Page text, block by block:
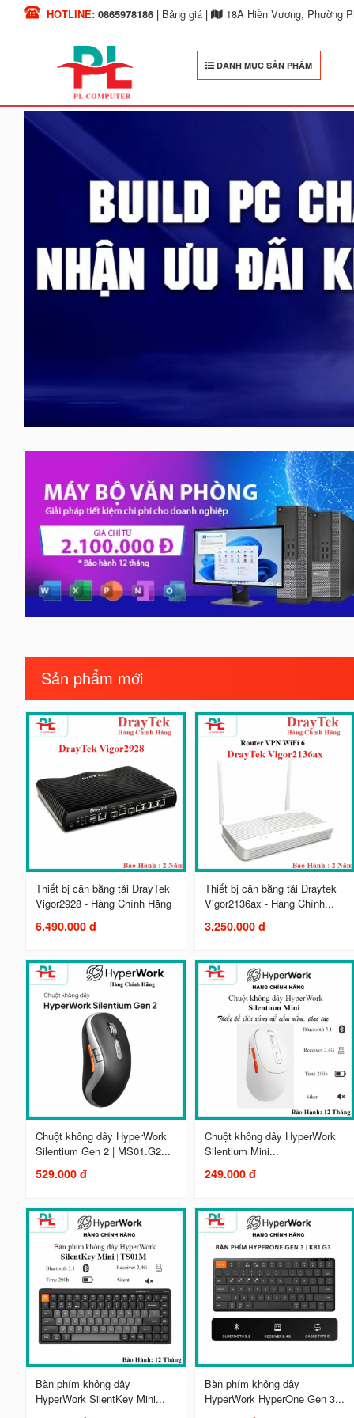
HOTLINE: 0865978186| Bảng giá| 18A Hiền Vương, Phường
DANH MỤC SẢN PHẨM
Sản phẩm mới
Thiết bị cân bằng tải DrayTek
Vigor2928 - Hàng Chính Hãng
6.490.000 đ
Thiết bị cân bằng tải Draytek
Vigor2136ax - Hàng Chính...
3.250.000 đ
Chuột không dây HyperWork
Silentium Gen 2 | MS01.G2...
529.000 đ
Chuột không dây HyperWork
Silentium Mini...
249.000 đ
Bàn phím không dây
HyperWork SilentKey Mini...
Bàn phím không dây
HyperWork HyperOne Gen 3...